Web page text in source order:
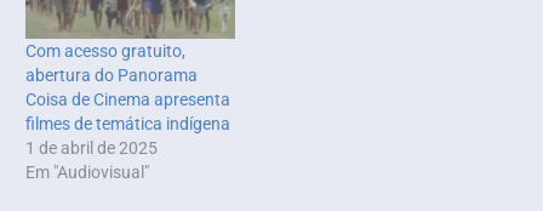
Com acesso gratuito,
abertura do Panorama
Coisa de Cinema apresenta
filmes de temática indígena
1 de abril de 2025
Em "Audiovisual"